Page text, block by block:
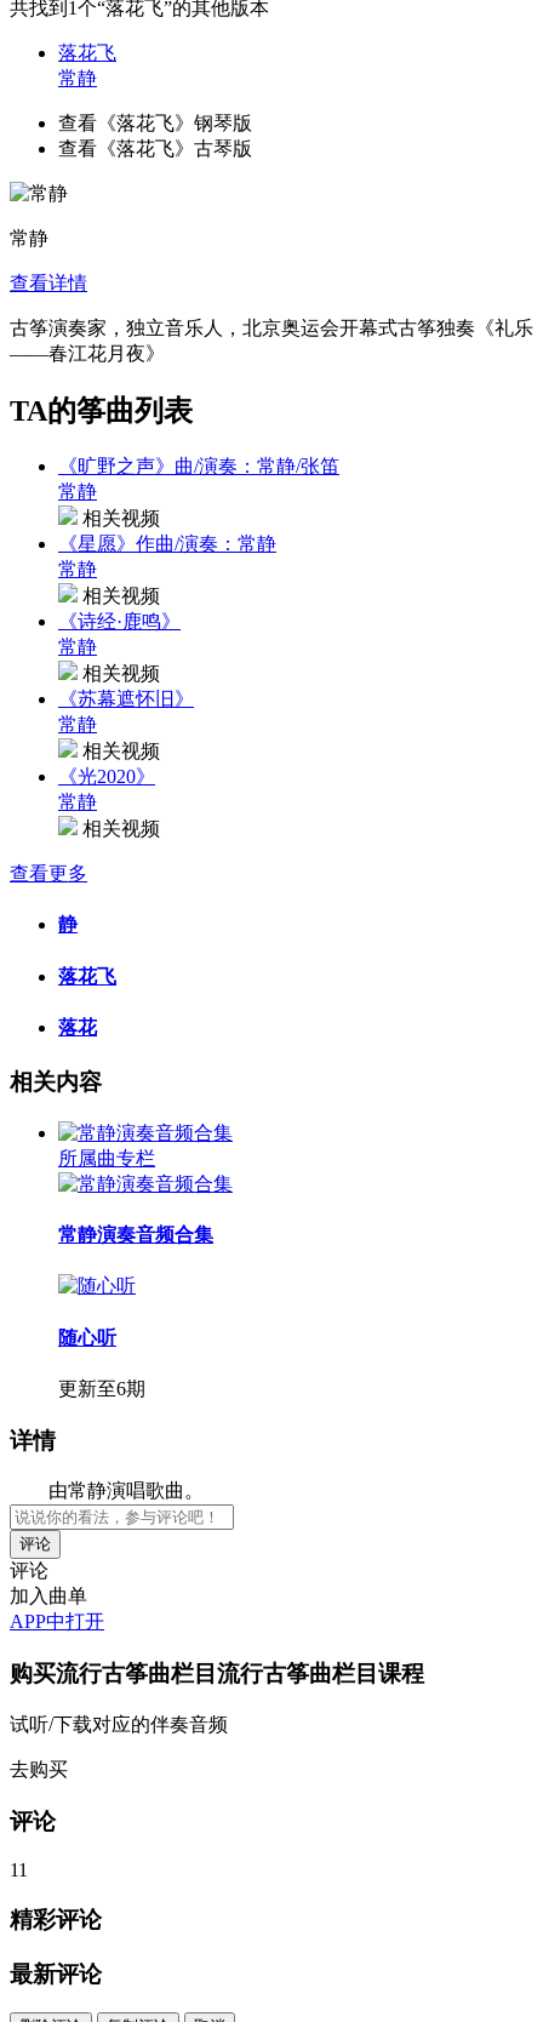
共找到1个“落花飞”的其他版本
落花飞
常静
查看《落花飞》钢琴版
查看《落花飞》古琴版
常静
查看详情
古筝演奏家，独立音乐人，北京奥运会开幕式古筝独奏《礼乐
——春江花月夜》
TA的筝曲列表
《旷野之声》曲/演奏：常静/张笛
常静
相关视频
《星愿》作曲/演奏：常静
常静
相关视频
《诗经·鹿鸣》
常静
相关视频
《苏幕遮怀旧》
常静
相关视频
《光2020》
常静
相关视频
查看更多
静
落花飞
落花
相关内容
所属曲专栏
常静演奏音频合集
随心听
更新至6期
详情
由常静演唱歌曲。
评论
加入曲单
APP中打开
购买流行古筝曲栏目流行古筝曲栏目 课程
试听/下载对应的伴奏音频
去购买
评论
11
精彩评论
最新评论